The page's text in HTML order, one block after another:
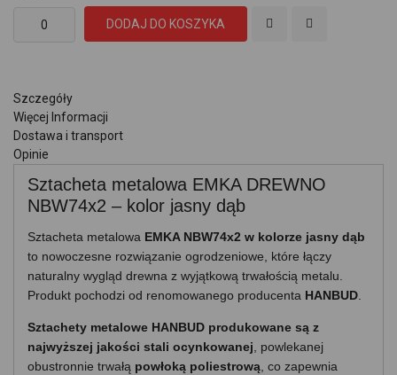
DODAJ DO KOSZYKA
Szczegóły
Więcej Informacji
Dostawa i transport
Opinie
Sztacheta metalowa EMKA DREWNO
NBW74x2 – kolor jasny dąb
Sztacheta metalowa EMKA NBW74x2 w kolorze jasny dąb
to nowoczesne rozwiązanie ogrodzeniowe, które łączy
naturalny wygląd drewna z wyjątkową trwałością metalu.
Produkt pochodzi od renomowanego producenta HANBUD
Sztachety metalowe HANBUD produkowane są z
najwyższej jakości stali ocynkowanej , powlekanej
obustronnie trwałą powłoką poliestrową , co zapewnia